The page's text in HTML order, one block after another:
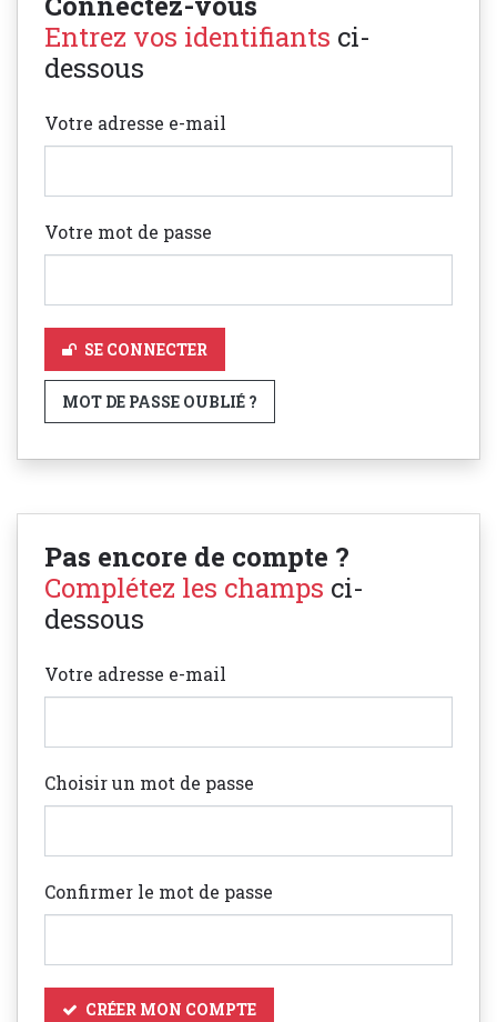
Entrez vos identifiants ci-
dessous
Votre adresse e-mail
Votre mot de passe
SE CONNECTER
MOT DE PASSE OUBLIÉ ?
Pas encore de compte ?
Complétez les champs ci-
dessous
Votre adresse e-mail
Choisir un mot de passe
Confirmer le mot de passe
CRÉER MON COMPTE